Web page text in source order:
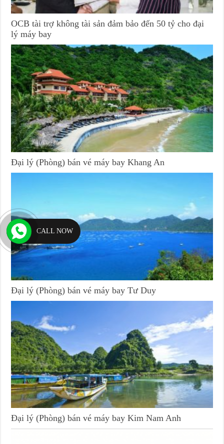
OCB tài trợ không tài sản đảm bảo đến 50 tỷ cho đại
lý máy bay
Đại lý (Phòng) bán vé máy bay Khang An
Đại lý (Phòng) bán vé máy bay Tư Duy
Đại lý (Phòng) bán vé máy bay Kim Nam Anh
CALL NOW